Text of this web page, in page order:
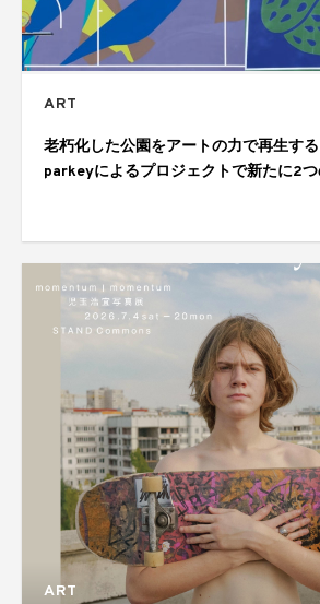
ART
老朽化した公園をアートの力で再生す
parkeyによるプロジェクトで新たに2
ART